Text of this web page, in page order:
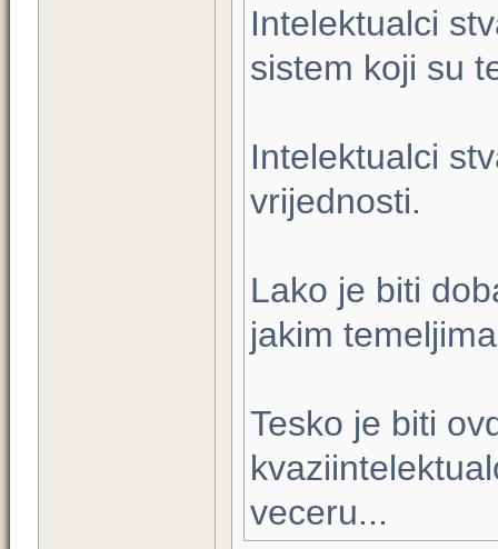
Intelektualci
sistem koji su
Intelektualci
vrijednosti.
Lako je biti
jakim
Tesko je biti
veceru...